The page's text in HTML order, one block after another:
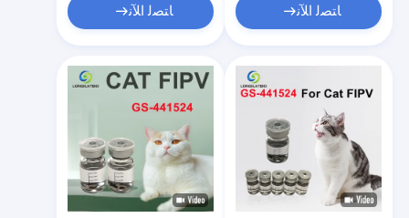
منتجات
معلومات عنا
جولة في المعمل
ﺎﺘﺼﻟ ﺍﻶﻧ ﺎﺘﺼﻟ ﺍﻶﻧ